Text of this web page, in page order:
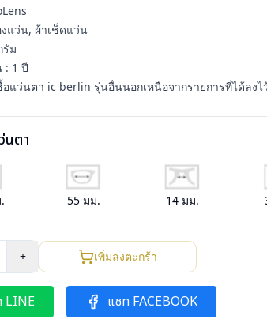
แว่น, ผ้าเช็ดแว่น
ม
: 1 ปี
แว่นตา ic berlin รุ่นอื่นนอกเหนือจากรายการที่ได้ลงไ
นตา
55 มม. 14มม.
+ เพิ่มลงตะกร้า
LINE แชท FACEBOOK